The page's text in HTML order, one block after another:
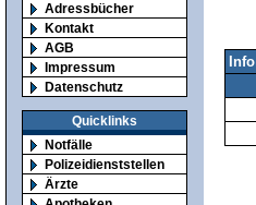
Adressbücher
Kontakt
AGB
Impressum
Datenschutz
Quicklinks
Notfälle
Polizeidienststellen
Ärzte
Info